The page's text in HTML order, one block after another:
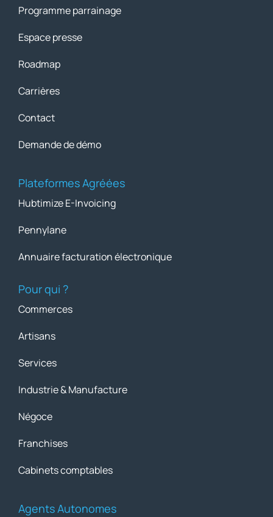
Programme parrainage
Espace presse
Roadmap
Carrières
Contact
Demande de démo
Plateformes Agréées
Hubtimize E-Invoicing
Pennylane
Annuaire facturation électronique
Pour qui ?
Commerces
Artisans
Services
Industrie & Manufacture
Négoce
Franchises
Cabinets comptables
Agents Autonomes